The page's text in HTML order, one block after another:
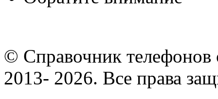
© Cправочник телефонов
2013- 2026. Все права